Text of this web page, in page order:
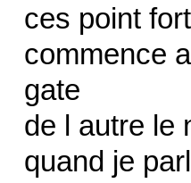
ces point
commence
gate
de l autre le
quand je